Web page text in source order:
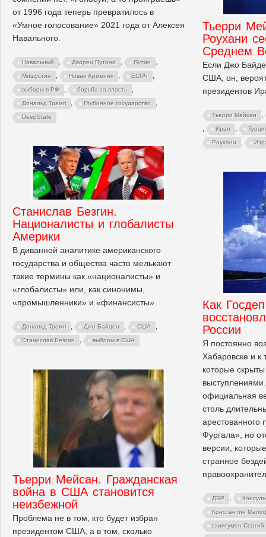
от 1996 года теперь превратилось в
«Умное голосование» 2021 года от Алексея
Навального.
Навальный , Дворец Путина , Путин ,
Мишустин , Новая Армения , ЕСПЧ ,
выборы в РФ , борьба за власть ,
Дональд Трамп , Глубинное государство ,
DeepState
Тьерри
Роухани
Среднем
Если Джо
США, он,
президентов
Тьерри Мейсан
,
,
Иран ,
Роухани ,
Станислав Безгин.
Националисты и глобалисты
Америки
В диванной аналитике американского
государства и общества часто мелькают
такие термины как «националисты» и
«глобалисты» или, как синонимы,
«промышленники» и «финансисты».
Дональд Трамп , Джо Байден , США ,
Станислав Безгин , выборы в США
Как
России
Я постоянно
Хабаровске и
которые
официальная
столь
арестованного
Фургала», но
версии,
странное
ДВР ,
Константин
схиигумен
Тьерри Мейсан. Гражданская
война в США становится
неизбежной
Проблема не в том, кто будет избран
президентом США, а в том, сколько